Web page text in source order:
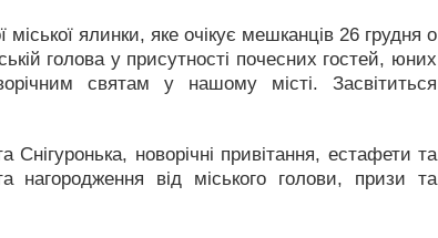
ялинки, яке очікує мешканців 26 грудня о
голова у присутності почесних гостей, юних
святам у нашому місті. Засвітиться
новорічні привітання, естафети та
нагородження від міського голови, призи та